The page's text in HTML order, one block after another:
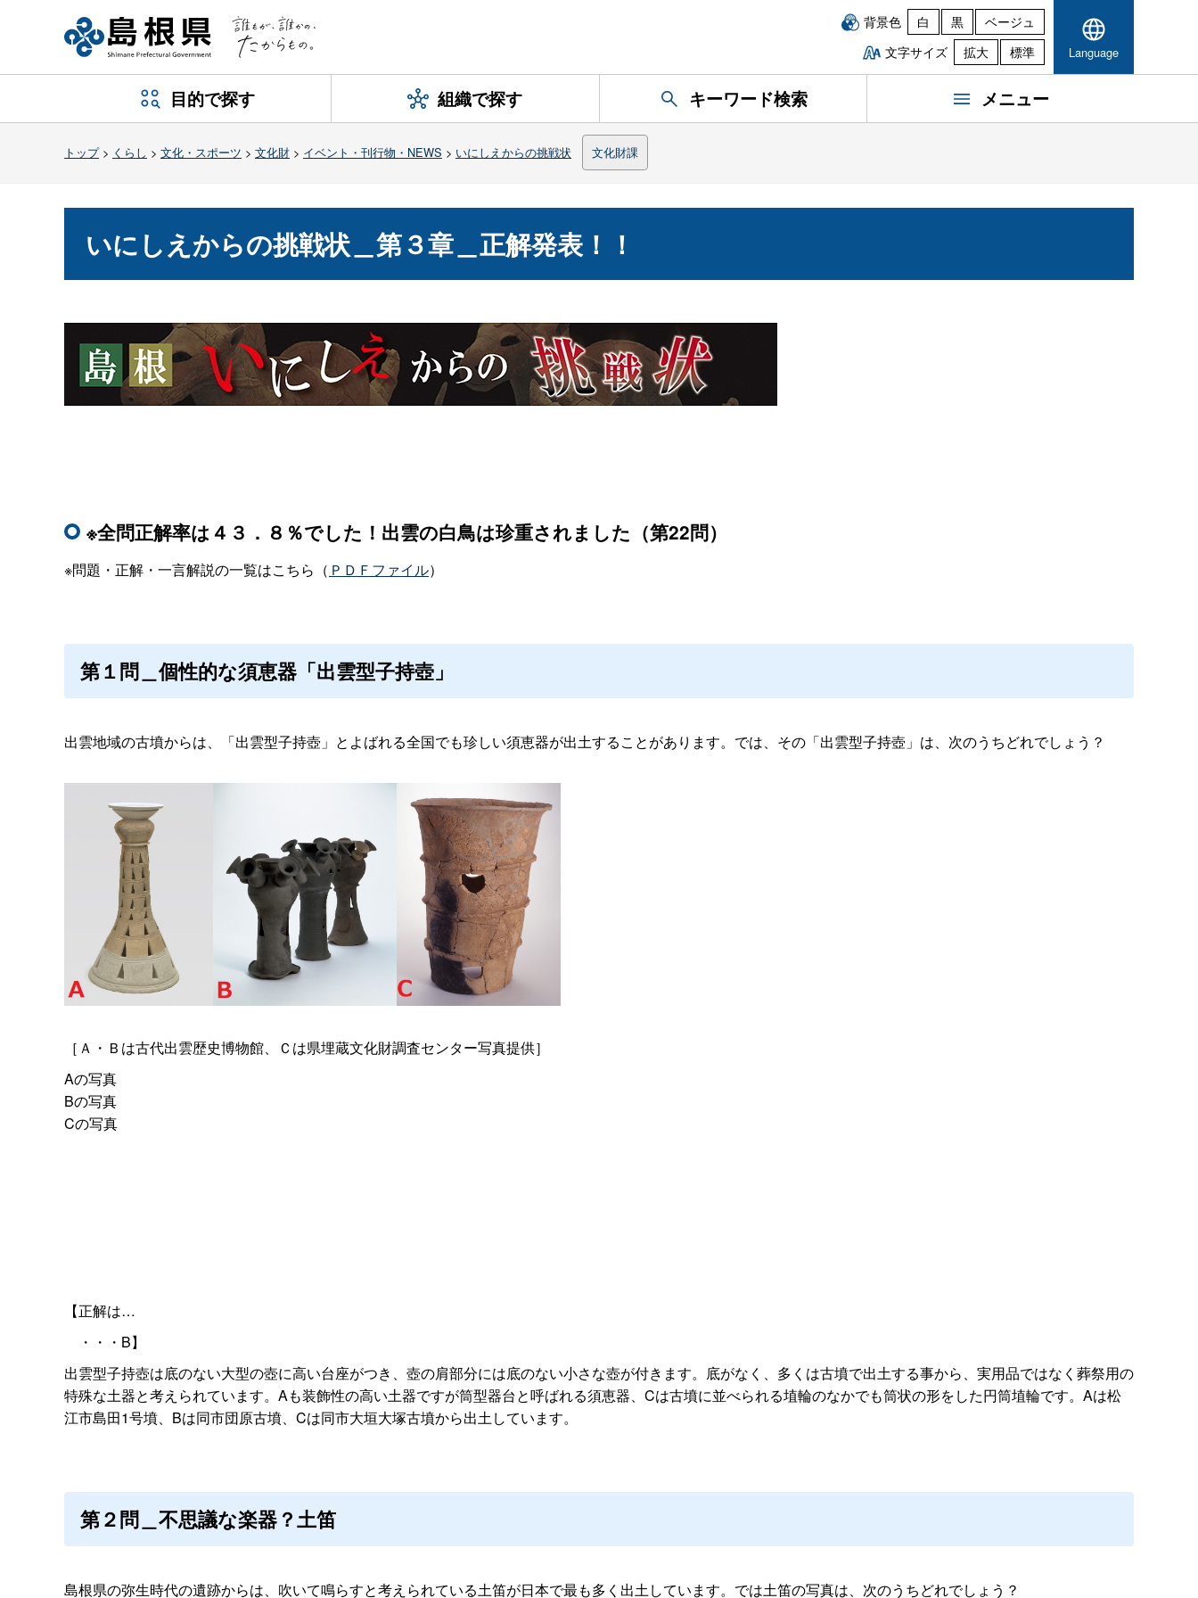
背景色 白 黒
ベージュ
文字サイズ
拡大 標準 Language
目的で探す 組織で探す キーワード検索 メニュー
トップ> くらし > 文化・スポーツ > 文化財 > イベント・刊行物・NEWS > いにしえからの挑戦状 文化財課
いにしえからの挑戦状＿第３章＿正解発表！！
※全問正解率は４３．８％でした！出雲の白鳥は珍重されました（第22問）
※問題・正解・一言解説の一覧はこちら（ ＰＤＦファイル）
第１問＿個性的な須恵器「出雲型子持壺」
出雲地域の古墳からは、「出雲型子持壺」とよばれる全国でも珍しい須恵器が出土することがあります。では、その「出雲型子持壺」は、次のうちどれでしょう？
［Ａ・Ｂは古代出雲歴史博物館、Ｃは県埋蔵文化財調査センター写真提供］
Aの写真
Bの写真
Cの写真
【正解は…
・・・B】
出雲型子持壺は底のない大型の壺に高い台座がつき、壺の肩部分には底のない小さな壺が付きます。底がなく、多くは古墳で出土する事から、実用品ではなく葬祭用の
特殊な土器と考えられています。Aも装飾性の高い土器ですが筒型器台と呼ばれる須恵器、Cは古墳に並べられる埴輪のなかでも筒状の形をした円筒埴輪です。Aは松
江市島田1号墳、Bは同市団原古墳、Cは同市大垣大塚古墳から出土しています。
第２問＿不思議な楽器？土笛
島根県の弥生時代の遺跡からは、吹いて鳴らすと考えられている土笛が日本で最も多く出土しています。では土笛の写真は、次のうちどれでしょう？